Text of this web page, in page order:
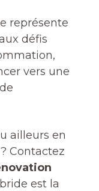
représente
défis
vers une
ailleurs en
Contactez
est la